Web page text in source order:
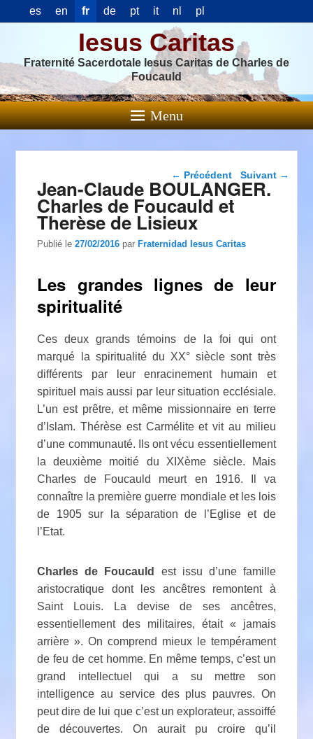
es en fr de pt it nl pl
Iesus Caritas
Fraternité Sacerdotale Iesus Caritas de Charles de
Foucauld
Menu
Navigation dans les
articles
← Précédent Suivant →
Jean-Claude BOULANGER.
Charles de Foucauld et
Therèse de Lisieux
Publié le27/02/2016 parFraternidad Iesus Caritas
Les grandes lignes de leur
spiritualité
Ces deux grands témoins de la foi qui ont
marqué la spiritualité du XX° siècle sont très
différents par leur enracinement humain et
spirituel mais aussi par leur situation ecclésiale.
L’un est prêtre, et même missionnaire en terre
d’Islam. Thérèse est Carmélite et vit au milieu
d’une communauté. Ils ont vécu essentiellement
la deuxième moitié du XIXème siècle. Mais
Charles de Foucauld meurt en 1916. Il va
connaître la première guerre mondiale et les lois
de 1905 sur la séparation de l’Eglise et de
l’Etat.
Charles de Foucauld
est issu d’une famille
aristocratique dont les ancêtres remontent à
Saint Louis. La devise de ses ancêtres,
essentiellement des militaires, était « jamais
arrière ». On comprend mieux le tempérament
de feu de cet homme. En même temps, c’est un
grand intellectuel qui a su mettre son
intelligence au service des plus pauvres. On
peut dire de lui que c’est un explorateur, assoiffé
de découvertes. On aurait pu croire qu’il